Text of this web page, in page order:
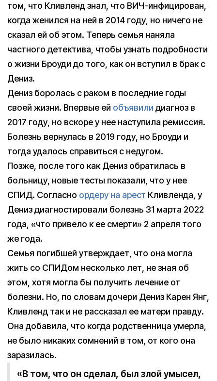
том, что Кливленд знал, что ВИЧ-инфицирован,
когда женился на ней в 2014 году, но ничего не
сказал ей об этом. Теперь семья наняла
частного детектива, чтобы узнать подробности
о жизни Броуди до того, как он вступил в брак с
Дениз.
Дениз боролась с раком в последние годы
своей жизни. Впервые ей объявили диагноз в
2017 году, но вскоре у нее наступила ремиссия.
Болезнь вернулась в 2019 году, но Броуди и
тогда удалось справиться с недугом.
Позже, после того как Дениз обратилась в
больницу, новые тесты показали, что у нее
СПИД. Согласно ордеру на арест Кливленда, у
Дениз диагностировали болезнь 31 марта 2022
года, «что привело к ее смерти» 2 апреля того
же года.
Семья погибшей утверждает, что она могла
жить со СПИДом несколько лет, не зная об
этом, хотя могла бы получить лечение от
болезни. Но, по словам дочери Дениз Карен Янг,
Кливленд так и не рассказал ее матери правду.
Она добавила, что когда родственница умерла,
не было никаких сомнений в том, от кого она
заразилась.
«В том, что он сделал, был злой умысел,